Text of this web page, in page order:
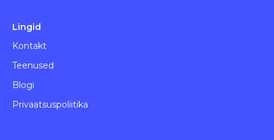
Lingid
Kontakt
Teenused
Blogi
Privaatsuspoliitika